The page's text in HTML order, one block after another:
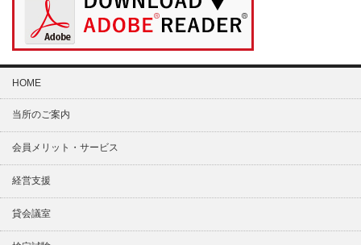
HOME
当所のご案内
会員メリット・サービス
経営支援
貸会議室